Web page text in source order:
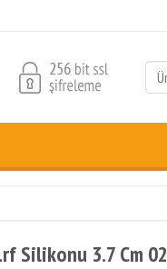
Silikonu 3.7 Cm 02